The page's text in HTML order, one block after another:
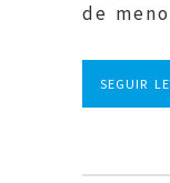
de
SEGUIR